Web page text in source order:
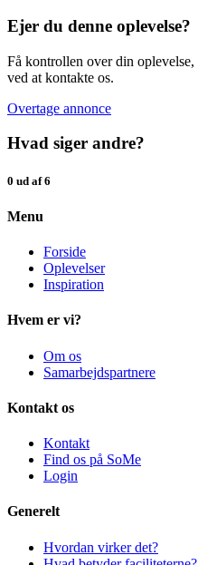
Ejer du denne oplevelse?
Få kontrollen over din oplevelse,
ved at kontakte os.
Overtage annonce
Hvad siger andre?
0 ud af 6
Menu
Forside
Oplevelser
Inspiration
Hvem er vi?
Om os
Samarbejdspartnere
Kontakt os
Kontakt
Find os på SoMe
Login
Generelt
Hvordan virker det?